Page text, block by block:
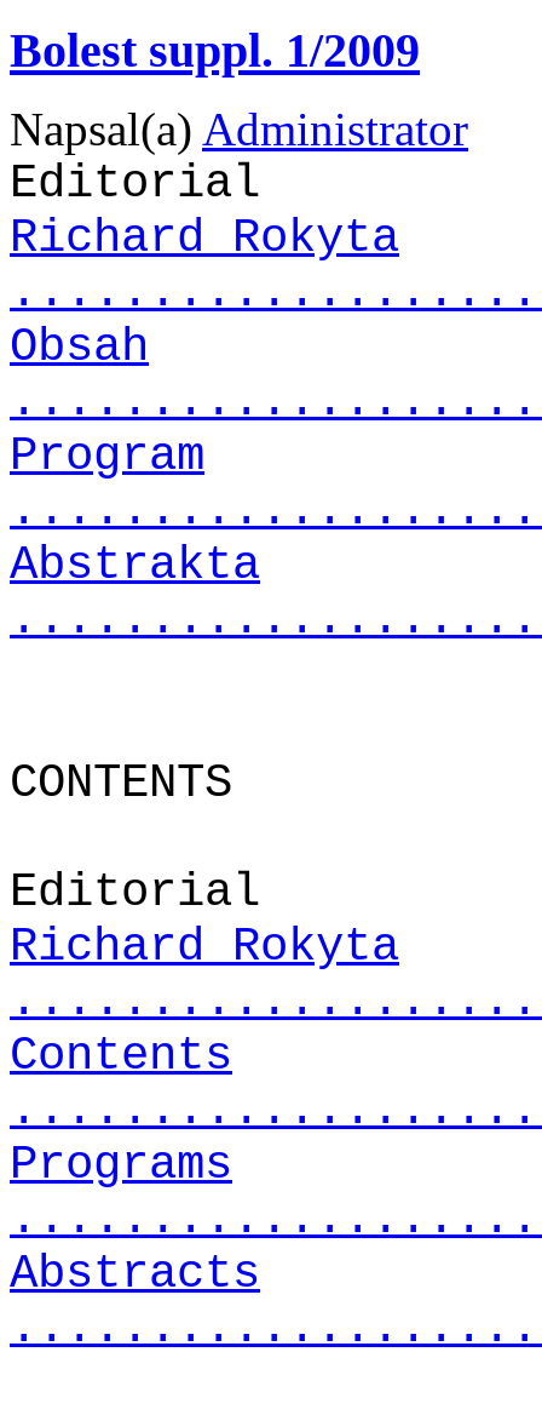
Bolest suppl. 1/2009
Napsal(a) Administrator
Editorial
Richard Rokyta
Obsah
Program
Abstrakta
CONTENTS
Editorial
Richard Rokyta
Contents
Programs
Abstracts